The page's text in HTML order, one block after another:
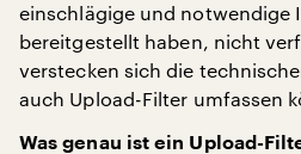
einschlägige und notwendige
bereitgestellt haben, nicht
verstecken sich die
auch Upload-Filter umfassen
Was genau ist ein Upload-